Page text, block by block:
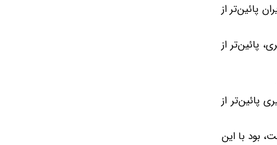
پائین‌تر از
پائین‌تر از
پائین‌تر از
بود با این